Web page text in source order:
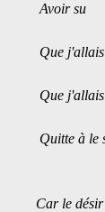
Avoir su
Que
Que
Quitte à le
Car le